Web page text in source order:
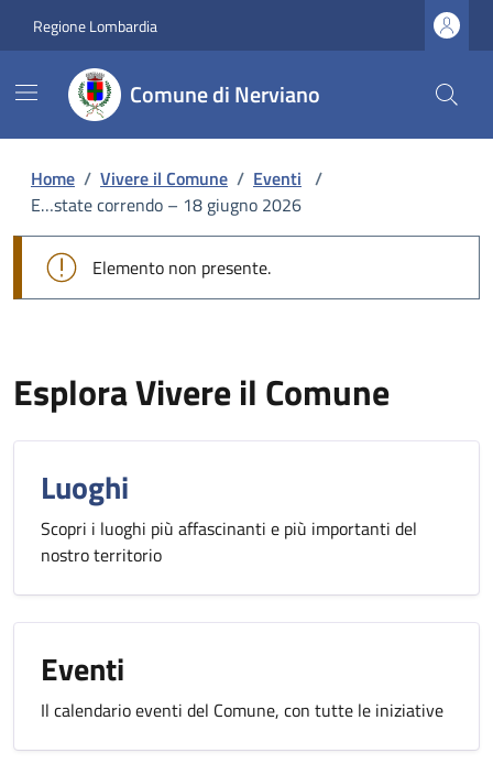
Regione Lombardia
Comune di Nerviano
Home / Vivere il Comune / Eventi /
E…state correndo – 18 giugno 2026
Elemento non presente.
Esplora Vivere il Comune
Luoghi
Scopri i luoghi più affascinanti e più importanti del
nostro territorio
Eventi
Il calendario eventi del Comune, con tutte le iniziative